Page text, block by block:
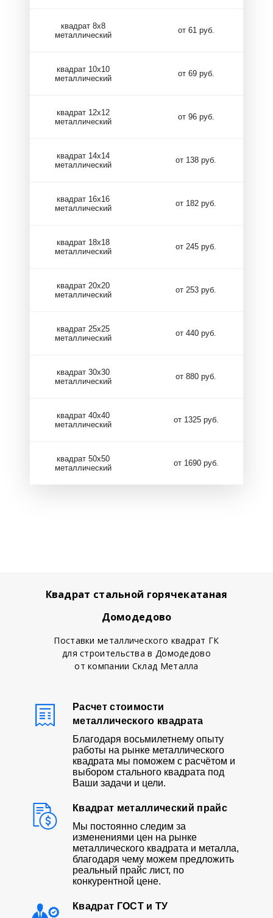
квадрат 8х8
металлический
от 61 руб.
квадрат 10х10
металлический
от 69 руб.
квадрат 12х12
металлический
от 96 руб.
квадрат 14х14
металлический
от 138 руб.
квадрат 16х16
металлический
от 182 руб.
квадрат 18х18
металлический
от 245 руб.
квадрат 20х20
металлический
от 253 руб.
квадрат 25х25
металлический
от 440 руб.
квадрат 30х30
металлический
от 880 руб.
квадрат 40х40
металлический
от 1325 руб.
квадрат 50х50
металлический
от 1690 руб.
Квадрат стальной горячекатаная
Домодедово
Поставки металлического квадрат ГК
для строительства в Домодедово
от компании Склад Металла
Расчет стоимости
металлического квадрата
Благодаря восьмилетнему опыту
работы на рынке металлического
квадрата мы поможем с расчётом и
выбором стального квадрата под
Ваши задачи и цели.
Квадрат металлический прайс
Мы постоянно следим за
изменениями цен на рынке
металлического квадрата и металла,
благодаря чему можем предложить
реальный прайс лист, по
конкурентной цене.
Квадрат ГОСТ и ТУ